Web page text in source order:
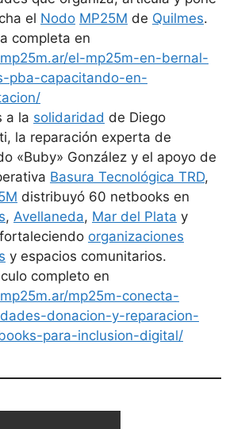
el Nodo MP25M de Quilmes.
completa en
el-mp25m-en-bernal-
pba-capacitando-en-
a la solidaridad de Diego
la reparación experta de
«Buby» González y el apoyo de
Basura Tecnológica TRD,
distribuyó 60 netbooks en
, Avellaneda, Mar del Plata y
organizaciones
y espacios comunitarios.
completo en
mp25m-conecta-
donacion-y-reparacion-
para-inclusion-digital/